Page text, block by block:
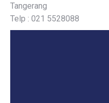
Tangerang
Telp : 021 5528088